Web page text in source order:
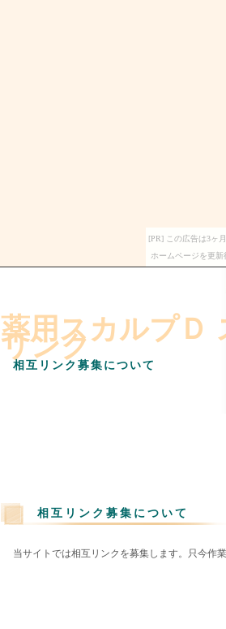
[PR] この広告は3ヶ
ホームページを更
薬用スカルプＤ
リンク
相互リンク募集について
相互リンク募集について
当サイトでは相互リンクを募集します。只今作